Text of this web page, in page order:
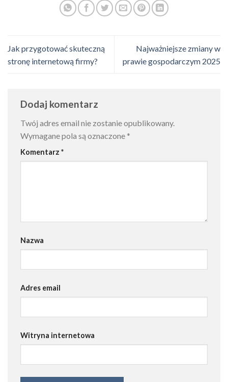
Jak przygotować skuteczną
stronę internetową firmy?
Najważniejsze zmiany w
prawie gospodarczym 2025
Dodaj komentarz
Twój adres email nie zostanie opublikowany.
Wymagane pola są oznaczone *
Komentarz *
Nazwa
Adres email
Witryna internetowa